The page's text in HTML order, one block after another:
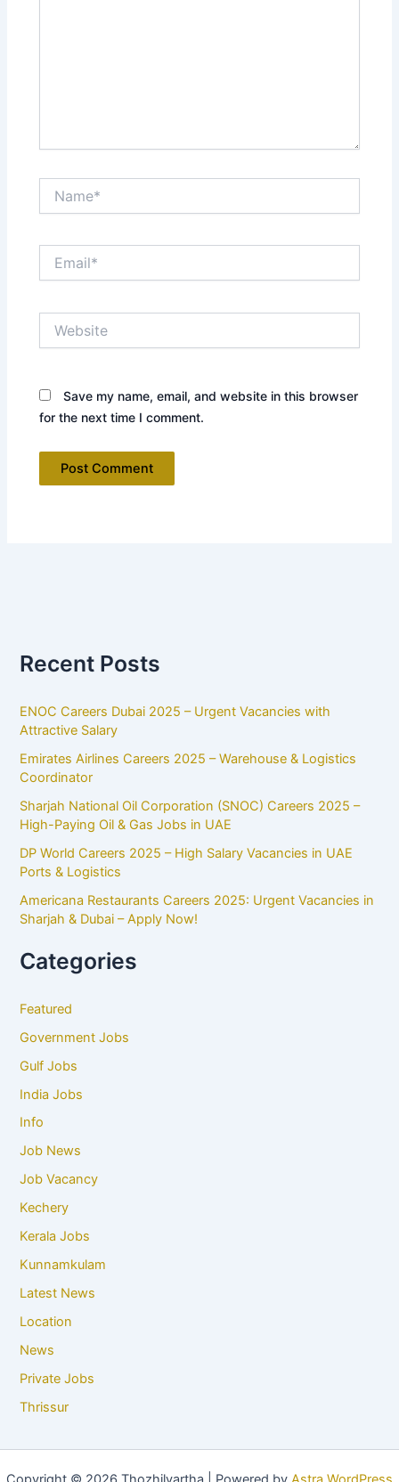
Save my name, email, and website in this browser
for the next time I comment.
Recent Posts
ENOC Careers Dubai 2025 – Urgent Vacancies with
Attractive Salary
Emirates Airlines Careers 2025 – Warehouse & Logistics
Coordinator
Sharjah National Oil Corporation (SNOC) Careers 2025 –
High-Paying Oil & Gas Jobs in UAE
DP World Careers 2025 – High Salary Vacancies in UAE
Ports & Logistics
Americana Restaurants Careers 2025: Urgent Vacancies in
Sharjah & Dubai – Apply Now!
Categories
Featured
Government Jobs
Gulf Jobs
India Jobs
Info
Job News
Job Vacancy
Kechery
Kerala Jobs
Kunnamkulam
Latest News
Location
News
Private Jobs
Thrissur